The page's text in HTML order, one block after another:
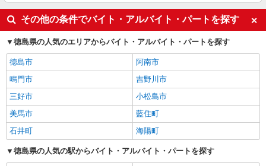
その他の条件でバイト・アルバイト・パートを探す
徳島県の人気のエリアからバイト・アルバイト・パートを探す
徳島市
阿南市
鳴門市
吉野川市
三好市
小松島市
美馬市
藍住町
石井町
海陽町
徳島県の人気の駅からバイト・アルバイト・パートを探す